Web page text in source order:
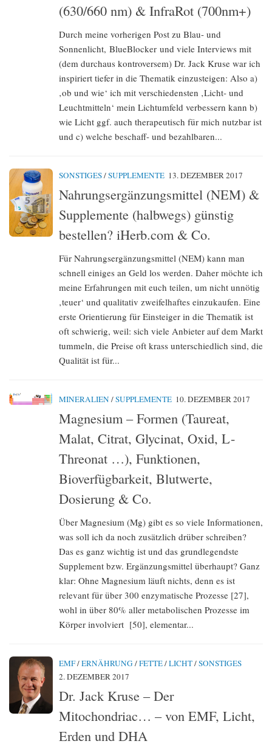
(630/660 nm) & InfraRot (700nm+)
Durch meine vorherigen Post zu Blau- und
Sonnenlicht, BlueBlocker und viele Interviews mit
(dem durchaus kontroversem) Dr. Jack Kruse war ich
inspiriert tiefer in die Thematik einzusteigen: Also a)
‚ob und wie‘ ich mit verschiedensten ‚Licht- und
Leuchtmitteln‘ mein Lichtumfeld verbessern kann b)
wie Licht ggf. auch therapeutisch für mich nutzbar ist
und c) welche beschaff- und bezahlbaren...
SONSTIGES/SUPPLEMENTE 13. DEZEMBER 2017
Nahrungsergänzungsmittel (NEM) &
Supplemente (halbwegs) günstig
bestellen? iHerb.com & Co.
Für Nahrungsergänzungsmittel (NEM) kann man
schnell einiges an Geld los werden. Daher möchte ich
meine Erfahrungen mit euch teilen, um nicht unnötig
‚teuer‘ und qualitativ zweifelhaftes einzukaufen. Eine
erste Orientierung für Einsteiger in die Thematik ist
oft schwierig, weil: sich viele Anbieter auf dem Markt
tummeln, die Preise oft krass unterschiedlich sind, die
Qualität ist für...
MINERALIEN /SUPPLEMENTE 10. DEZEMBER 2017
Magnesium – Formen (Taureat,
Malat, Citrat, Glycinat, Oxid, L-
Threonat …), Funktionen,
Bioverfügbarkeit, Blutwerte,
Dosierung & Co.
Über Magnesium (Mg) gibt es so viele Informationen,
was soll ich da noch zusätzlich drüber schreiben?
Das es ganz wichtig ist und das grundlegendste
Supplement bzw. Ergänzungsmittel überhaupt? Ganz
klar: Ohne Magnesium läuft nichts, denn es ist
relevant für über 300 enzymatische Prozesse [27],
wohl in über 80% aller metabolischen Prozesse im
Körper involviert [50], elementar...
EMF/ERNÄHRUNG /FETTE/LICHT/SONSTIGES
2. DEZEMBER 2017
Dr. Jack Kruse – Der
Mitochondriac… – von EMF, Licht,
Erden und DHA